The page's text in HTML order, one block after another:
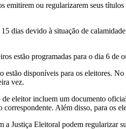
ou regularizarem seus
devido à situação de
estão programadas para o dia 6
disponíveis para os eleitores.
vez.
eleitor incluem um documento
Além disso, para os
Justiça Eleitoral podem regularizar